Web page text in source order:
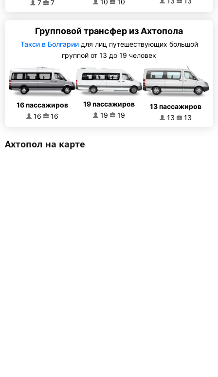
7 7
Групповой трансфер из Ахтопола
Такси в Болгариидля лиц путешествующих большой
группой от 13 до 19 человек
16 пассажиров
16
16
19 пассажиров
19
19
13 пассажиров
13
13
Ахтопол на карте